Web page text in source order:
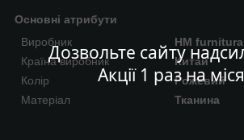
Дозвольте сайту
Акції 1 раз на
Основні атрибути
Виробник
HM furnitura
Країна виробник
Китай
Колір
Рожевий
Матеріал
Тканина